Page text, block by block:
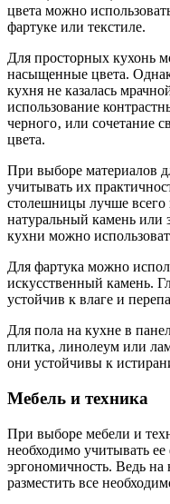
цвета можно
фартуке или текстиле.
Для просторных кухонь
насыщенные цвета.
кухня не казалась
использование
черного‚ или сочетание
цвета.
При выборе материалов
учитывать их
столешницы лучше всего
натуральный камень или
кухни можно
Для фартука можно
искусственный камень.
устойчив к влаге и
Для пола на кухне в
плитка‚ линолеум или
они устойчивы к
Мебель и техника
При выборе мебели и
необходимо учитывать
эргономичность. Ведь
разместить все